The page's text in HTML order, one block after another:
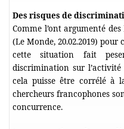
Des risques de
Comme l’ont argumenté des
(Le Monde, 20.02.2019)
cette situation fait
discrimination sur l’activité
cela puisse être corrélé à
chercheurs francophones
concurrence.